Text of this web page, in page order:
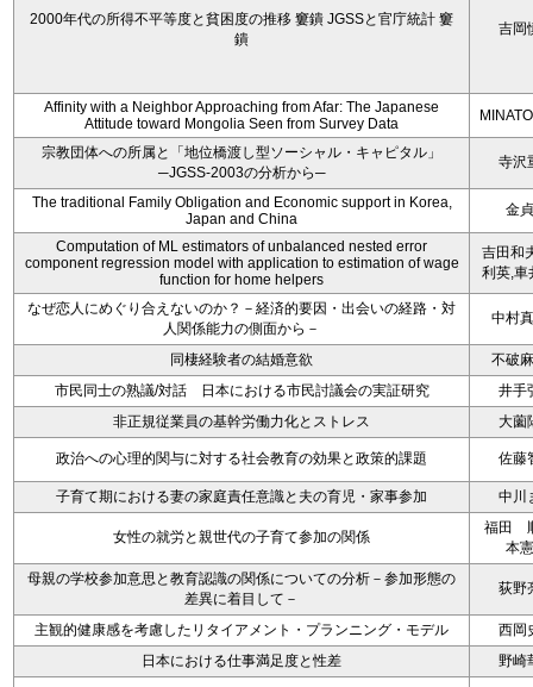
2000年代の所得不平等度と貧困度の推移 窶鐀 JGSSと官庁統計 窶
鐀
吉岡
Affinity with a Neighbor Approaching from Afar: The Japanese
Attitude toward Mongolia Seen from Survey Data
宗教団体への所属と「地位橋渡し型ソーシャル・キャピタル」
─JGSS-2003の分析から─
寺沢
The traditional Family Obligation and Economic support in Korea,
Japan and China
金
Computation of ML estimators of unbalanced nested error
component regression model with application to estimation of wage
function for home helpers
吉田和
利英,車
なぜ恋人にめぐり合えないのか？－経済的要因・出会いの経路・対
人関係能力の側面から－
中村
同棲経験者の結婚意欲
不破
市民同士の熟議/対話 日本における市民討議会の実証研究
井手
非正規従業員の基幹労働力化とストレス
大薗
政治への心理的関与に対する社会教育の効果と政策的課題 佐藤
子育て期における妻の家庭責任意識と夫の育児・家事参加 中川
女性の就労と親世代の子育て参加の関係
福田
本
母親の学校参加意思と教育認識の関係についての分析－参加形態の
差異に着目して－
荻野
主観的健康感を考慮したリタイアメント・プランニング・モデル
西岡
日本における仕事満足度と性差
野崎